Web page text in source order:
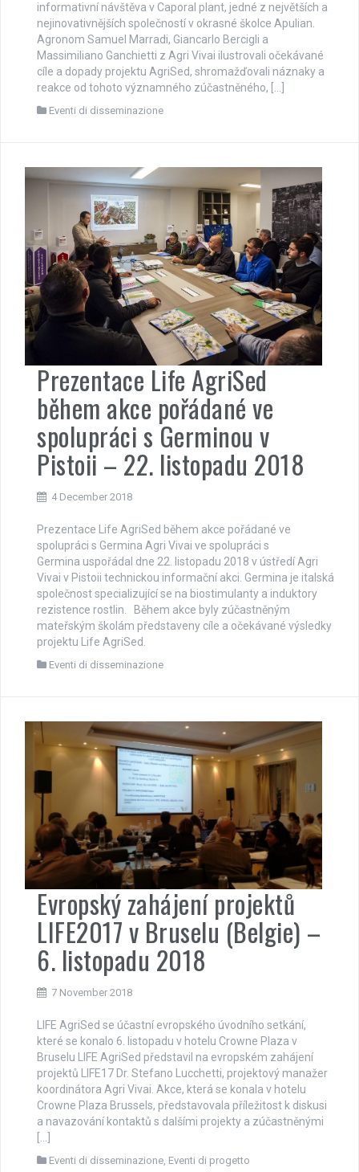
informativní návštěva v Caporal plant, jedné z největších a
nejinovativnějších společností v okrasné školce Apulian.
Agronom Samuel Marradi, Giancarlo Bercigli a
Massimiliano Ganchietti z Agri Vivai ilustrovali očekávané
cíle a dopady projektu AgriSed, shromažďovali náznaky a
reakce od tohoto významného zúčastněného, […]
Eventi di disseminazione
Prezentace Life AgriSed
během akce pořádané ve
spolupráci s Germinou v
Pistoii – 22. listopadu 2018
4 December 2018
Prezentace Life AgriSed během akce pořádané ve
spolupráci s Germina Agri Vivai ve spolupráci s
Germina uspořádal dne 22. listopadu 2018 v ústředí Agri
Vivai v Pistoii technickou informační akci. Germina je italská
společnost specializující se na biostimulanty a induktory
rezistence rostlin. Během akce byly zúčastněným
mateřským školám představeny cíle a očekávané výsledky
projektu Life AgriSed.
Eventi di disseminazione
Evropský zahájení projektů
LIFE2017 v Bruselu (Belgie) –
6. listopadu 2018
7 November 2018
LIFE AgriSed se účastní evropského úvodního setkání,
které se konalo 6. listopadu v hotelu Crowne Plaza v
Bruselu LIFE AgriSed představil na evropském zahájení
projektů LIFE17 Dr. Stefano Lucchetti, projektový manažer
koordinátora Agri Vivai. Akce, která se konala v hotelu
Crowne Plaza Brussels, představovala příležitost k diskusi
a navazování kontaktů s dalšími projekty a zúčastněnými
[…]
Eventi di disseminazione Eventi di progetto